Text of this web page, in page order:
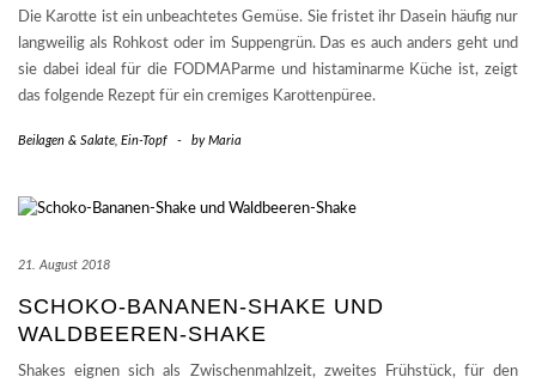
Die Karotte ist ein unbeachtetes Gemüse. Sie fristet ihr Dasein häufig nur
langweilig als Rohkost oder im Suppengrün. Das es auch anders geht und
sie dabei ideal für die FODMAParme und histaminarme Küche ist, zeigt
das folgende Rezept für ein cremiges Karottenpüree.
Beilagen & Salate, Ein-Topf - byMaria
21. August 2018
SCHOKO-BANANEN-SHAKE UND
WALDBEEREN-SHAKE
Shakes eignen sich als Zwischenmahlzeit, zweites Frühstück, für den